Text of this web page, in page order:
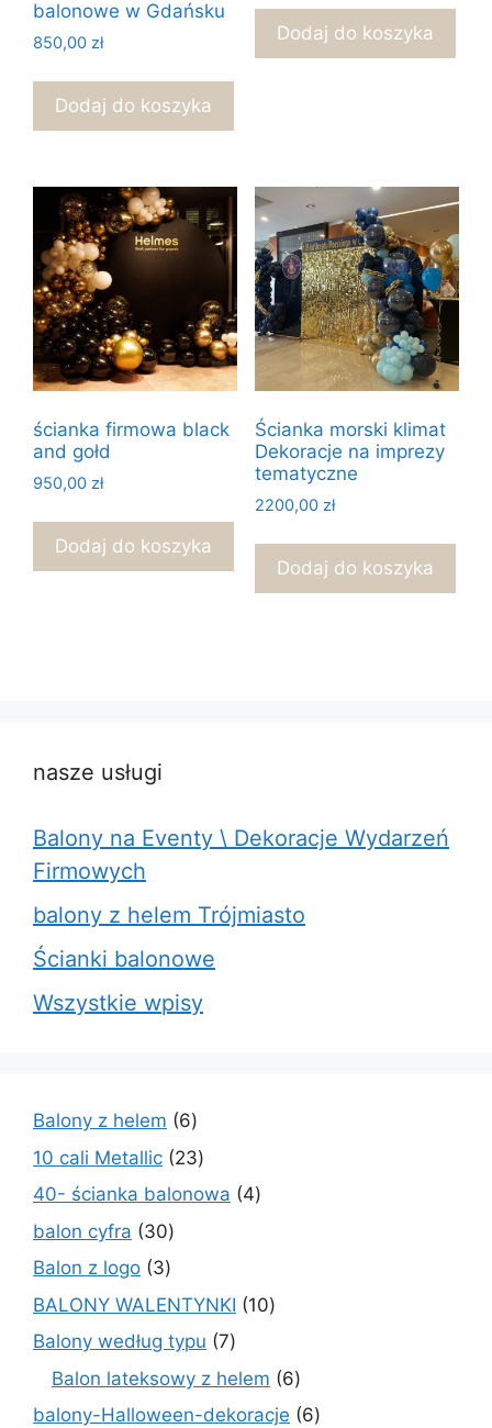
balonowe w Gdańsku
850,00 zł
Dodaj do koszyka
Dodaj do koszyka
ścianka firmowa black
and gołd
950,00 zł
Dodaj do koszyka
Ścianka morski klimat
Dekoracje na imprezy
tematyczne
2200,00 zł
Dodaj do koszyka
nasze usługi
Balony na Eventy \ Dekoracje Wydarzeń
Firmowych
balony z helem Trójmiasto
Ścianki balonowe
Wszystkie wpisy
Balony z helem 66
produktów
10 cali Metallic 2323
produkty
40- ścianka balonowa 44
balon cyfra 3030
produktów
Balon z logo 33
produkty
BALONY WALENTYNKI 1010
Balony według typu 77
produktów
Balon lateksowy z helem 66
produktów
balony-Halloween-dekoracje 66